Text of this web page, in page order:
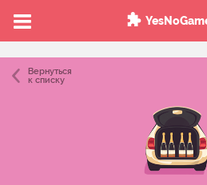
Вернуться
к списку